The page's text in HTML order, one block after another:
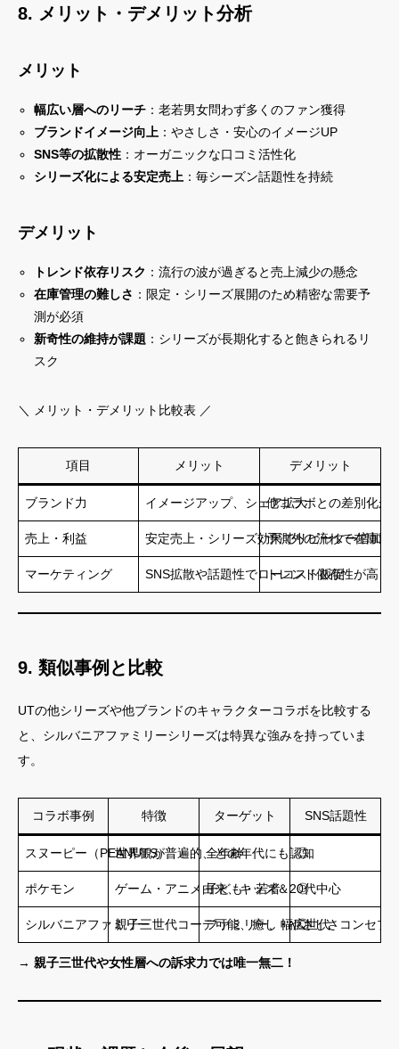
8. メリット・デメリット分析
メリット
幅広い層へのリーチ ：老若男女問わず多くのファン獲得
ブランドイメージ向上 ：やさしさ・安心のイメージUP
SNS等の拡散性 ：オーガニックな口コミ活性化
シリーズ化による安定売上 ：毎シーズン話題性を持続
デメリット
トレンド依存リスク ：流行の波が過ぎると売上減少の懸念
在庫管理の難しさ ：限定・シリーズ展開のため精密な需要予
測が必須
新奇性の維持が課題 ：シリーズが長期化すると飽きられるリ
スク
＼ メリット・デメリット比較表 ／
項目 メリット デメリット
ブランド力 イメージアップ、シェア拡大他コラボとの差別化が
売上・利益 安定売上・シリーズ効果でリピーター増加
予測外の流れで在庫過
マーケティング SNS拡散や話題性でローコスト販促
トレンド依存性が高く
9. 類似事例と比較
UTの他シリーズや他ブランドのキャラクターコラボを比較する
と、シルバニアファミリーシリーズは特異な強みを持っていま
す。
コラボ事例 特徴 ターゲット SNS話題性
スヌーピー（PEANUTS）世界観が普遍的、どの年代にも認知
全年齢 ◎
ポケモン ゲーム・アニメ由来、キッズ＆20代中心
子ども・若者 ◎
シルバニアファミリー親子三世代コーデ可能、癒し・やさしさコンセプ
ファミリー、幅広世代
◎
→ 親子三世代や女性層への訴求力では唯一無二！